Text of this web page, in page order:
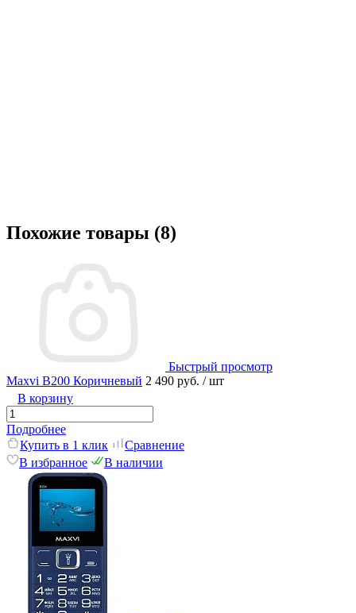
Похожие товары (8)
Быстрый просмотр
Maxvi B200 Коричневый 2 490 руб. / шт
В корзину
Подробнее
Купить в 1 клик
Сравнение
В избранное
В наличии